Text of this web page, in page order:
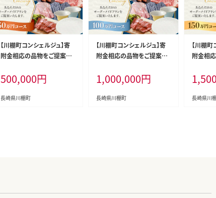
【川棚町コンシェルジュ】寄
附金相応の品物をご提案し
6]
500,000円
長崎県川棚町
【川棚町コンシェルジュ】寄
附金相応の品物をご提案し
07]
1,000,000円
長崎県川棚町
【川棚町
附金相
08]
長崎県川